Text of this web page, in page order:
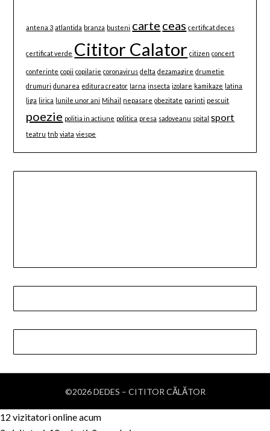
antena 3 atlantida branza busteni carte ceas certificat deces
certificat verde Cititor Calator citizen concert
conferinte copii copilarie coronavirus delta dezamagire drumetie
drumuri dunarea editura creator Iarna insecta izolare kamikaze latina
liga lirica lunile unor ani Mihail nepasare obezitate parinti pescuit
poezie politia in actiune politica presa sadoveanu spital sport
teatru tnb viata viespe
©2026 DEDES – CITITOR CĂLĂTOR
12 vizitatori online acum